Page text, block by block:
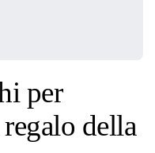
per
della